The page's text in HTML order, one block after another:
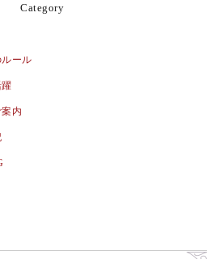
Category
ール
内